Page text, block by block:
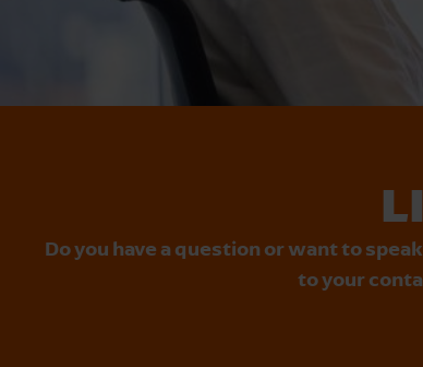
Do you have a question or want to
to your